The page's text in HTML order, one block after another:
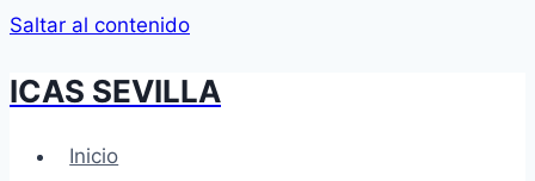
Saltar al contenido
ICAS SEVILLA
Inicio